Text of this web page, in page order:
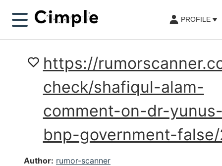
PROFILE
https://
check/shafiqul-alam-
comment-on-dr-
bnp-government-
Author: rumor-scanner